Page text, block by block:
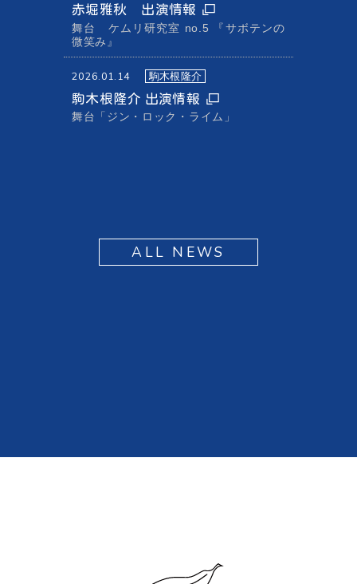
赤堀雅秋 出演情報
舞台 ケムリ研究室 no.5 『サボテンの
微笑み』
2026.01.14 駒木根隆介
駒木根隆介 出演情報
舞台「ジン・ロック・ライム」
ALL NEWS